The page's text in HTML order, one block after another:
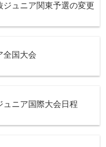
ジュニア関東予選の変更
全国大会
ュニア国際大会日程